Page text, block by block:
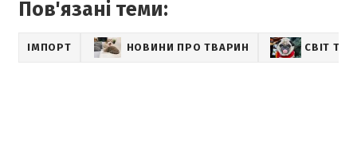
Пов'язані теми:
ІМПОРТ НОВИНИ ПРО ТВАРИН СВІТ